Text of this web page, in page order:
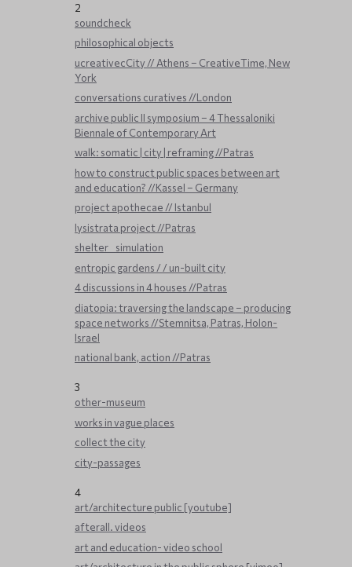
2
soundcheck
philosophical objects
ucreativecCity // Athens – CreativeTime, New
York
conversations curatives //London
archive public ΙΙ symposium – 4 Thessaloniki
Biennale of Contemporary Art
walk: somatic | city | reframing //Patras
how to construct public spaces between art
and education? //Kassel – Germany
project apothecae // Istanbul
lysistrata project //Patras
shelter _ simulation
entropic gardens / / un-built city
4 discussions in 4 houses //Patras
diatopia: traversing the landscape – producing
space networks //Stemnitsa, Patras, Holon-
Israel
national bank, action //Patras
3
other-museum
works in vague places
collect the city
city-passages
4
art/architecture public [youtube]
afterall. videos
art and education- video school